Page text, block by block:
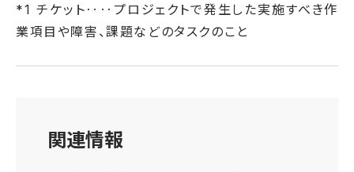
*1 チケット‥‥プロジェクトで発生した実施すべき作
業項目や障害、課題などのタスクのこと
関連情報